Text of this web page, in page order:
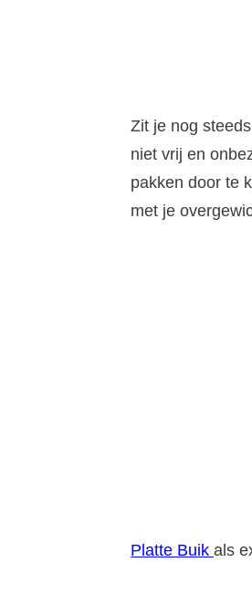
Zit je nog
niet vrij en
pakken door te
met je
Platte Buik als